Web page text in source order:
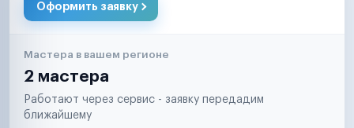
Оформить заявку
Мастера в вашем регионе
2 мастера
Работают через сервис - заявку передадим
ближайшему